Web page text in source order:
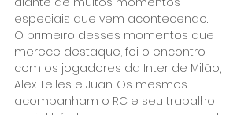
especiais que vem acontecendo.
O primeiro desses momentos que
merece destaque, foi o encontro
com os jogadores da Inter de Milão,
Alex Telles e Juan. Os mesmos
acompanham o RC e seu trabalho